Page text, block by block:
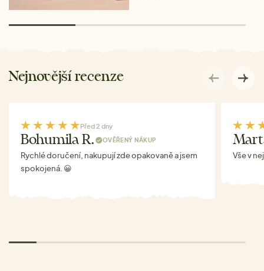
Nejnovější recenze
Před 2 dny
Bohumila R. OVĚŘENÝ NÁKUP
Rychlé doručení, nakupují zde opakovaně a jsem
spokojená. 😀
Vše v